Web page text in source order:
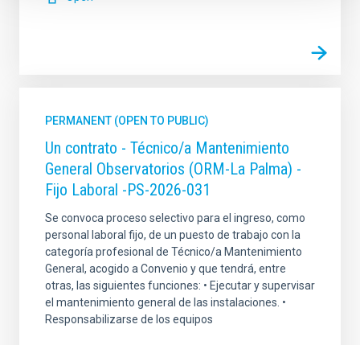
PERMANENT (OPEN TO PUBLIC)
Un contrato - Técnico/a Mantenimiento
General Observatorios (ORM-La Palma) -
Fijo Laboral -PS-2026-031
Se convoca proceso selectivo para el ingreso, como
personal laboral fijo, de un puesto de trabajo con la
categoría profesional de Técnico/a Mantenimiento
General, acogido a Convenio y que tendrá, entre
otras, las siguientes funciones: • Ejecutar y supervisar
el mantenimiento general de las instalaciones. •
Responsabilizarse de los equipos